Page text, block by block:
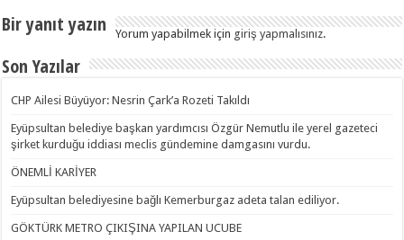
Bir yanıt yazın Yorum yapabilmek için giriş yapmalısınız.
Son Yazılar
CHP Ailesi Büyüyor: Nesrin Çark’a Rozeti Takıldı
Eyüpsultan belediye başkan yardımcısı Özgür Nemutlu ile yerel gazeteci
şirket kurduğu iddiası meclis gündemine damgasını vurdu.
ÖNEMLİ KARİYER
Eyüpsultan belediyesine bağlı Kemerburgaz adeta talan ediliyor.
GÖKTÜRK METRO ÇIKIŞINA YAPILAN UCUBE